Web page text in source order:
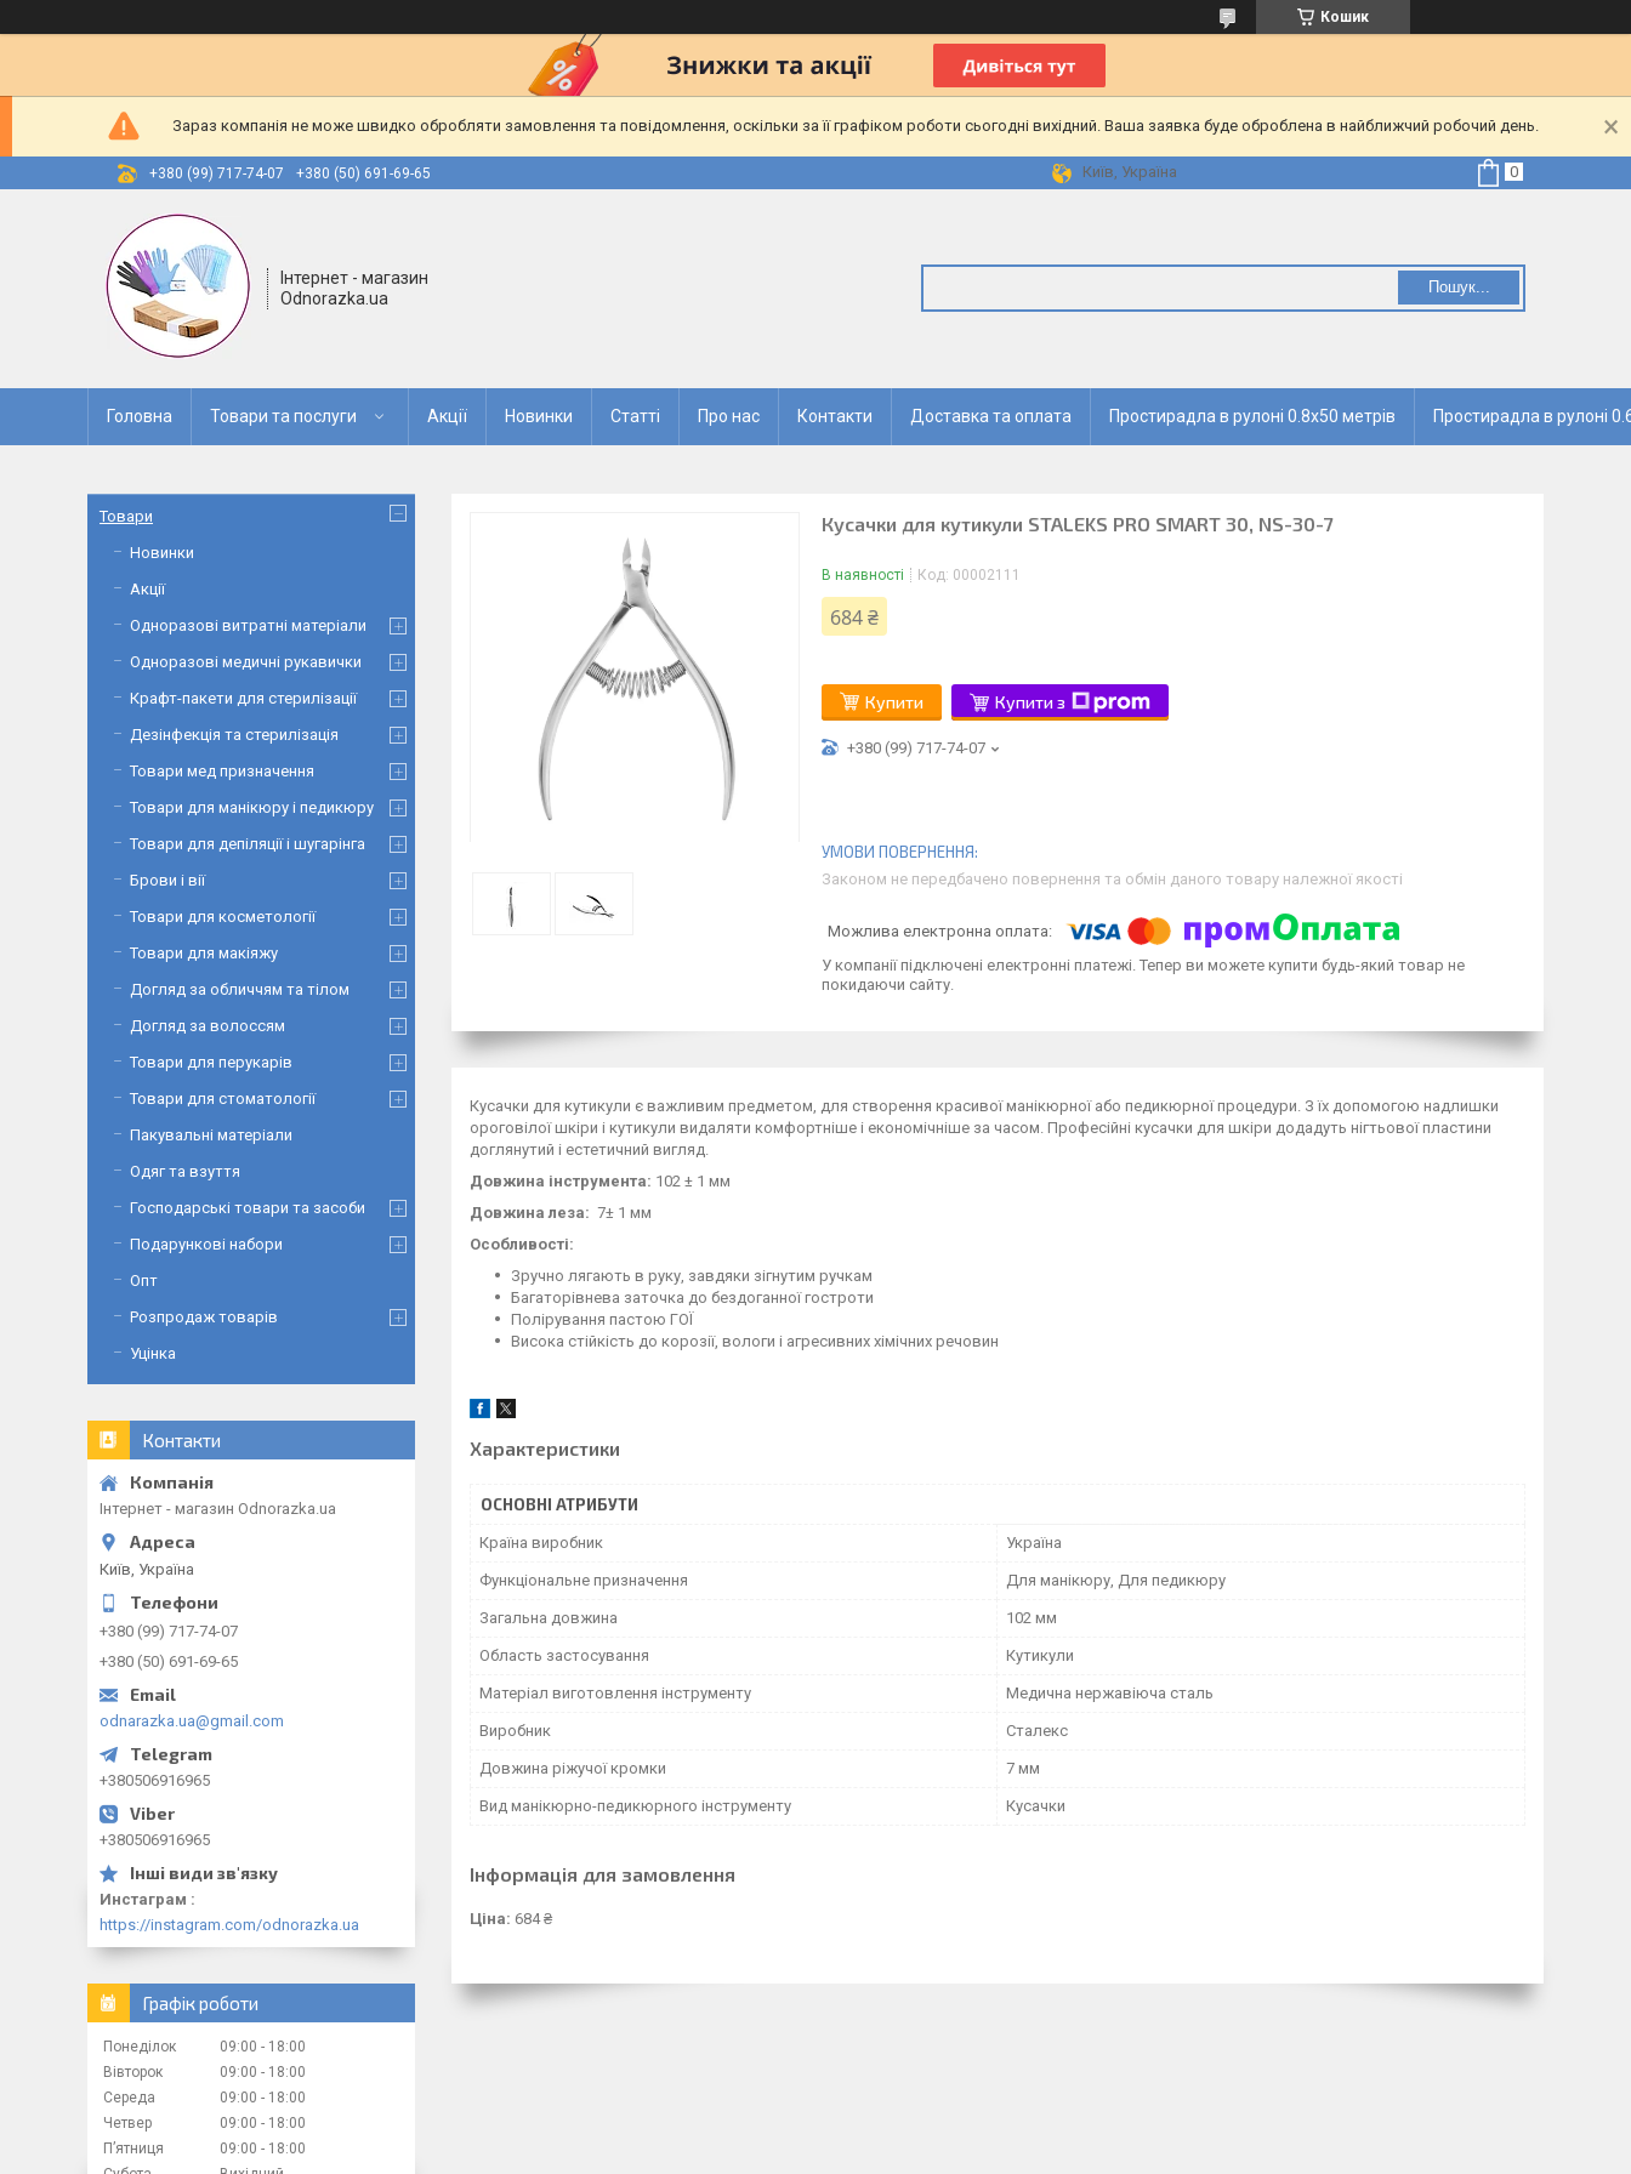
Кошик
Зараз компанія не може швидко обробляти замовлення та повідомлення, оскільки за її графіком роботи сьогодні вихідний. Ваша заявка буде оброблена в найближчий робочий день.
+380 (99) 717-74-07 +380 (50) 691-69-65 Київ, Україна
Інтернет - магазин
Odnorazka.ua
Пошук...
Головна Товари та послуги Акції Новинки Статті Про нас Контакти Доставка та оплата Простирадла в рулоні 0.8х50 метрів Простирадла в рулоні
Кусачки для кутикули STALEKS PRO SMART 30, NS-30-7
В наявності Код: 00002111
684 ₴
Купити Купити з
+380 (99) 717-74-07
Законом не передбачено повернення та обмін даного товару належної якості
У компанії підключені електронні платежі. Тепер ви можете купити будь-який товар не
покидаючи сайту.
Кусачки для кутикули є важливим предметом, для створення красивої манікюрної або педикюрної процедури. З їх допомогою надлишки
ороговілої шкіри і кутикули видаляти комфортніше і економічніше за часом. Професійні кусачки для шкіри додадуть нігтьової пластини
доглянутий і естетичний вигляд.
Довжина інструмента: 102 ± 1 мм
Довжина леза: 7± 1 мм
Особливості:
Зручно лягають в руку, завдяки зігнутим ручкам
Багаторівнева заточка до бездоганної гостроти
Полірування пастою ГОЇ
Висока стійкість до корозії, вологи і агресивних хімічних речовин
Характеристики
ОСНОВНІ АТРИБУТИ
Країна виробник Україна
Функціональне призначення Для манікюру, Для педикюру
Загальна довжина 102 мм
Область застосування Кутикули
Матеріал виготовлення інструменту Медична нержавіюча сталь
Виробник Сталекс
Довжина ріжучої кромки 7 мм
Вид манікюрно-педикюрного інструменту Кусачки
Інформація для замовлення
Ціна: 684 ₴
Товари
Новинки
Акції
Одноразові витратні матеріали
Одноразові медичні рукавички
Крафт-пакети для стерилізації
Дезінфекція та стерилізація
Товари мед призначення
Товари для манікюру і педикюру
Товари для депіляції і шугарінга
Брови і вії
Товари для косметології
Товари для макіяжу
Догляд за обличчям та тілом
Догляд за волоссям
Товари для перукарів
Товари для стоматології
Пакувальні матеріали
Одяг та взуття
Господарські товари та засоби
Подарункові набори
Опт
Розпродаж товарів
Уцінка
Контакти
Інтернет - магазин Odnorazka.ua
Київ, Україна
+380 (99) 717-74-07
+380 (50) 691-69-65
odnarazka.ua@gmail.com
+380506916965
+380506916965
Инстаграм
https://instagram.com/odnorazka.ua
Графік роботи
Понеділок 09:00
18:00
Вівторок
09:00
18:00
Середа
09:00
18:00
Четвер
09:00
18:00
Пʼятниця
09:00
18:00